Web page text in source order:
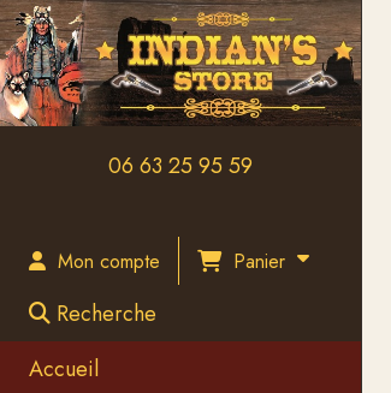
06 63 25 95 59
Mon compte Panier
Recherche
Accueil
Panneau de gestion des cookies